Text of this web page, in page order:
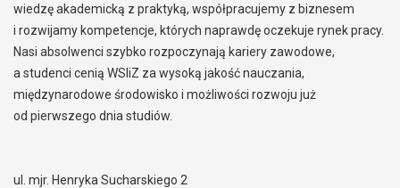
wiedzę akademicką z praktyką, współpracujemy z biznesem
i rozwijamy kompetencje, których naprawdę oczekuje rynek pracy.
Nasi absolwenci szybko rozpoczynają kariery zawodowe,
a studenci cenią WSIiZ za wysoką jakość nauczania,
międzynarodowe środowisko i możliwości rozwoju już
od pierwszego dnia studiów.
ul. mjr. Henryka Sucharskiego 2